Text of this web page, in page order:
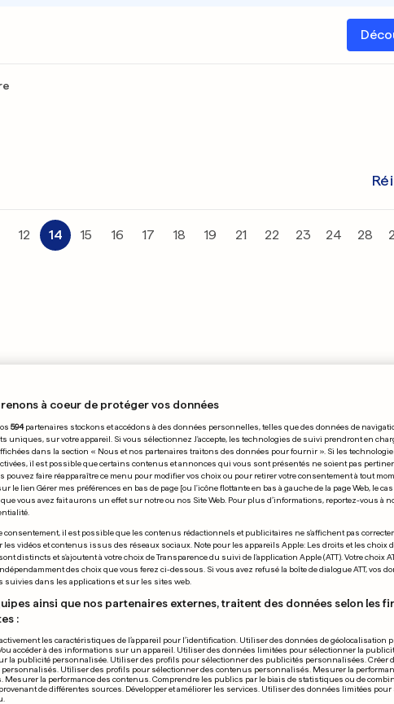
12 14 15 16 17 18 19 21 22 23 24 28
et Raich au
à coeur de protéger vos données
594partenaires stockons et accédons à des données personnelles, telles que des données de
uniques, sur votre appareil. Si vous sélectionnez J'accepte, les technologies de suivi prendront en
dans la section « Nous et nos partenaires traitons des données pour fournir ». Si les
il est possible que certains contenus et annonces qui vous sont présentés ne soient pas
pouvez faire réapparaître ce menu pour modifier vos choix ou pour retirer votre consentement à tout
le lien Gérer mes préférences en bas de page [ou l'icône flottante en bas à gauche de la page Web, le cas
vous avez fait aurons un effet sur notre ou nos Site Web. Pour plus d’informations, reportez-vous à
consentement, il est possible que les contenus rédactionnels et publicitaires ne s'affichent pas
les vidéos et contenus issus des réseaux sociaux. Note pour les appareils Apple: Les droits et les choix
distincts et s'ajoutent à votre choix de Transparence du suivi de l'application Apple (ATT). Votre choix
des choix que vous ferez ci-dessous. Si vous avez refusé la boîte de dialogue ATT, vos
suivies dans les applications et sur les sites web.
ainsi que nos partenaires externes, traitent des données selon les
:
les caractéristiques de l’appareil pour l’identification. Utiliser des données de géolocalisation
ou accéder à des informations sur un appareil. Utiliser des données limitées pour sélectionner la
la publicité personnalisée. Utiliser des profils pour sélectionner des publicités personnalisées. Créer
Utiliser des profils pour sélectionner des contenus personnalisés. Mesurer la
Mesurer la performance des contenus. Comprendre les publics par le biais de statistiques ou de
de différentes sources. Développer et améliorer les services. Utiliser des données limitées